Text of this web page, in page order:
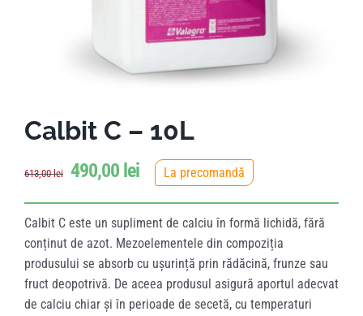
Calbit C – 10L
613,00lei 490,00 lei La precomandă
Calbit C este un supliment de calciu în formă lichidă, fără
conținut de azot. Mezoelementele din compoziția
produsului se absorb cu ușurință prin rădăcină, frunze sau
fruct deopotrivă. De aceea produsul asigură aportul adecvat
de calciu chiar și în perioade de secetă, cu temperaturi